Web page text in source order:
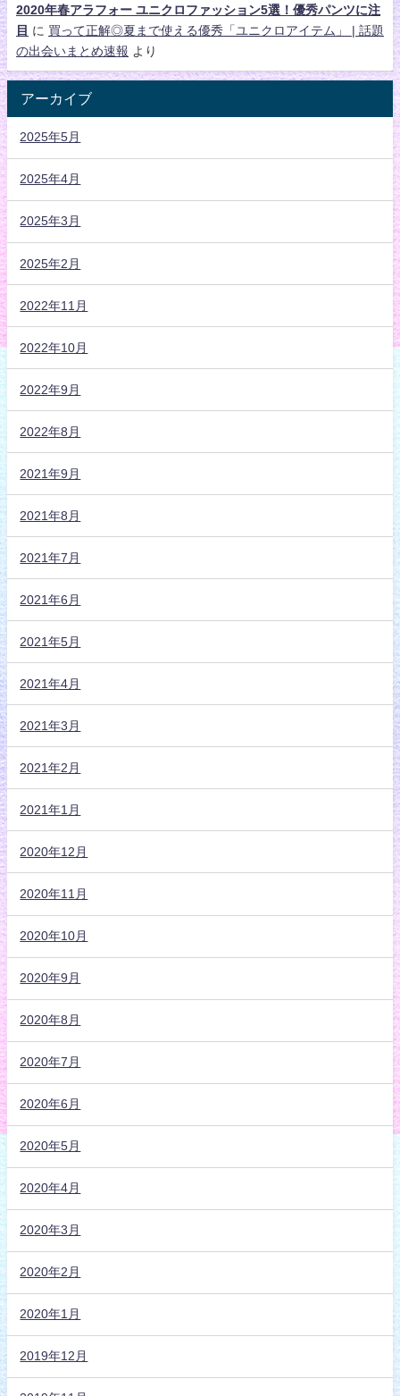
2020年春アラフォー ユニクロファッション5選！優秀パンツに注
目 に 買って正解◎夏まで使える優秀「ユニクロアイテム」 | 話題
の出会いまとめ速報 より
アーカイブ
2025年5月
2025年4月
2025年3月
2025年2月
2022年11月
2022年10月
2022年9月
2022年8月
2021年9月
2021年8月
2021年7月
2021年6月
2021年5月
2021年4月
2021年3月
2021年2月
2021年1月
2020年12月
2020年11月
2020年10月
2020年9月
2020年8月
2020年7月
2020年6月
2020年5月
2020年4月
2020年3月
2020年2月
2020年1月
2019年12月